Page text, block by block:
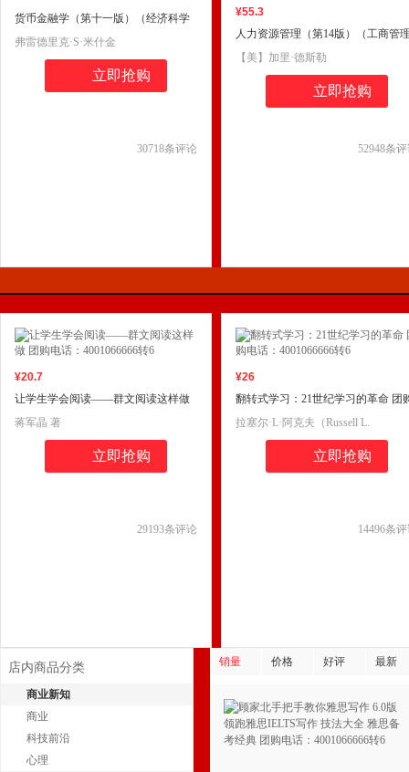
货币金融学（第十一版）（经济科学
译丛）团购电话4001066666转6
30718条评论
弗雷德里克·S·米什金
立即抢购
¥55.3
人力资源管理（第14版）（工商管
经典译丛）考研参考书，第六版获
十二届中国图书奖
52948条
【美】加里·德斯勒
立即抢购
¥20.7
让学生学会阅读——群文阅读这样做
团购电话：4001066666转6
29193条评论
蒋军晶 著
立即抢购
¥26
翻转式学习：21世纪学习的革命 团
电话：4001066666转6
14496条
拉塞尔·L·阿克夫（Russell L.
Ackoff）、丹尼尔·格林伯格（
Greenberg） 著,杨彩霞 译
立即抢购
店内商品分类
商业新知
商业
科技前沿
心理
销量 价格 好评 最新